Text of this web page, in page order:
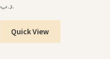
.د.ب
Quick View